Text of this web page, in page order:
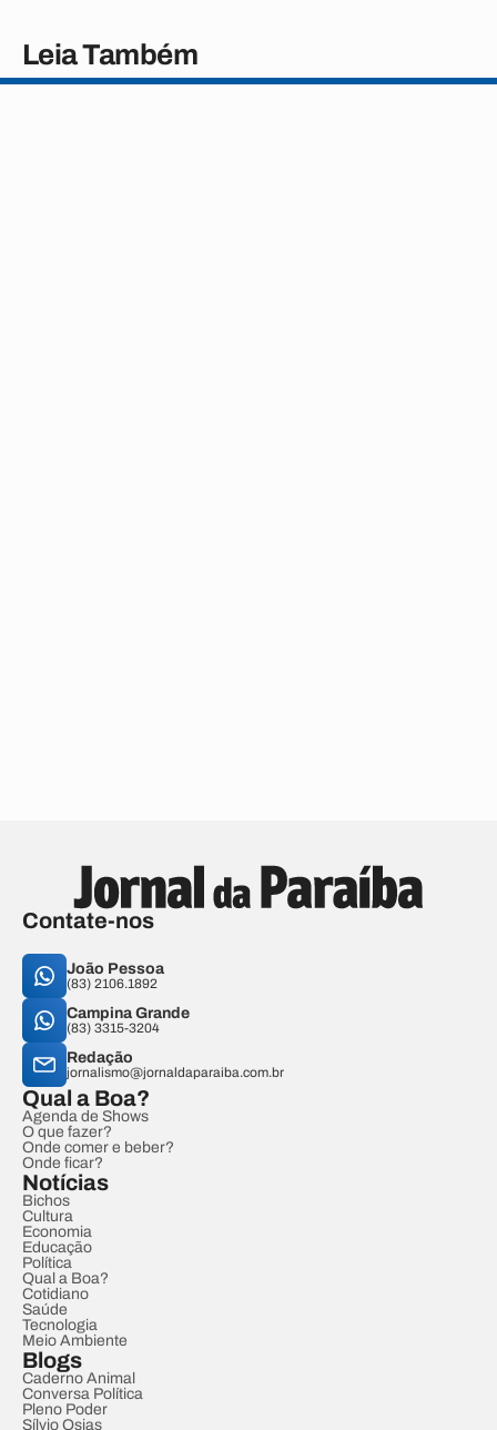
Leia Também
Contate-nos
João Pessoa
(83) 2106.1892
Campina Grande
(83) 3315-3204
Redação
jornalismo@jornaldaparaiba.com.br
Qual a Boa?
Agenda de Shows
O que fazer?
Onde comer e beber?
Onde ficar?
Notícias
Bichos
Cultura
Economia
Educação
Política
Qual a Boa?
Cotidiano
Saúde
Tecnologia
Meio Ambiente
Blogs
Caderno Animal
Conversa Política
Pleno Poder
Sílvio Osias